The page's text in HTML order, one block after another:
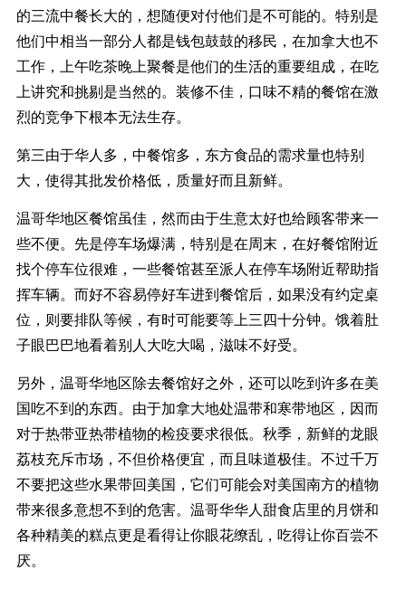
的三流中餐长大的，想随便对付他们是不可能的。特别是
他们中相当一部分人都是钱包鼓鼓的移民，在加拿大也不
工作，上午吃茶晚上聚餐是他们的生活的重要组成，在吃
上讲究和挑剔是当然的。装修不佳，口味不精的餐馆在激
烈的竞争下根本无法生存。
第三由于华人多，中餐馆多，东方食品的需求量也特别
大，使得其批发价格低，质量好而且新鲜。
温哥华地区餐馆虽佳，然而由于生意太好也给顾客带来一
些不便。先是停车场爆满，特别是在周末，在好餐馆附近
找个停车位很难，一些餐馆甚至派人在停车场附近帮助指
挥车辆。而好不容易停好车进到餐馆后，如果没有约定桌
位，则要排队等候，有时可能要等上三四十分钟。饿着肚
子眼巴巴地看着别人大吃大喝，滋味不好受。
另外，温哥华地区除去餐馆好之外，还可以吃到许多在美
国吃不到的东西。由于加拿大地处温带和寒带地区，因而
对于热带亚热带植物的检疫要求很低。秋季，新鲜的龙眼
荔枝充斥市场，不但价格便宜，而且味道极佳。不过千万
不要把这些水果带回美国，它们可能会对美国南方的植物
带来很多意想不到的危害。温哥华华人甜食店里的月饼和
各种精美的糕点更是看得让你眼花缭乱，吃得让你百尝不
厌。